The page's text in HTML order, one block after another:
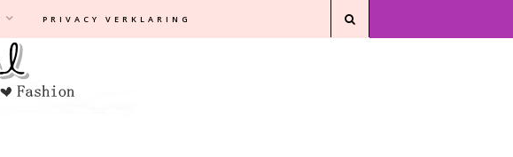
PRIVACY VERKLARING